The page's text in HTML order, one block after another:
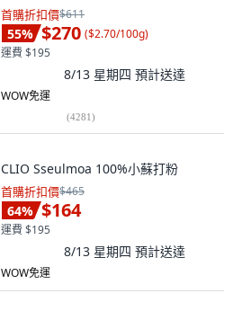
首購折扣價$611
55% $270 ($2.70/100g)
運費 $195
8/13 星期四 預計送達
WOW免運
(4281)
CLIO Sseulmoa 100%小蘇打粉
首購折扣價$465
64% $164
運費 $195
8/13 星期四 預計送達
WOW免運